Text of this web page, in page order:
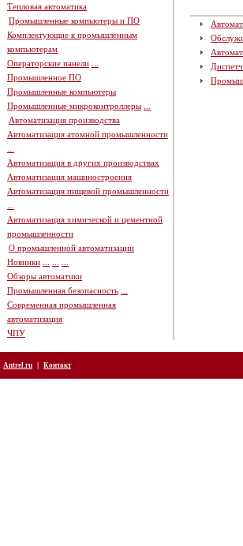
Тепловая автоматика
Промышленные компьютеры и ПО
Комплектующие к промышленным
компьютерам
Операторские панели
Промышленное ПО
Промышленные компьютеры
Промышленные микроконтроллеры
Автоматизация производства
Автоматизация атомной промышленности
Автоматизация в других производствах
Автоматизация машиностроения
Автоматизация пищевой промышленности
Автоматизация химической и цементной
промышленности
О промышленной автоматизации
Новинки
Обзоры автоматики
Промышленная безопасность
Современная промышленная
автоматизация
ЧПУ
Antrel.ru | Контакт